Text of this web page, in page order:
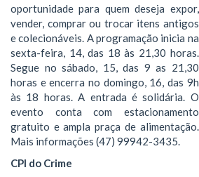
oportunidade para quem deseja expor,
vender, comprar ou trocar itens antigos
e colecionáveis. A programação inicia na
sexta-feira, 14, das 18 às 21,30 horas.
Segue no sábado, 15, das 9 as 21,30
horas e encerra no domingo, 16, das 9h
às 18 horas. A entrada é solidária. O
evento conta com estacionamento
gratuito e ampla praça de alimentação.
Mais informações (47) 99942-3435.
CPI do Crime